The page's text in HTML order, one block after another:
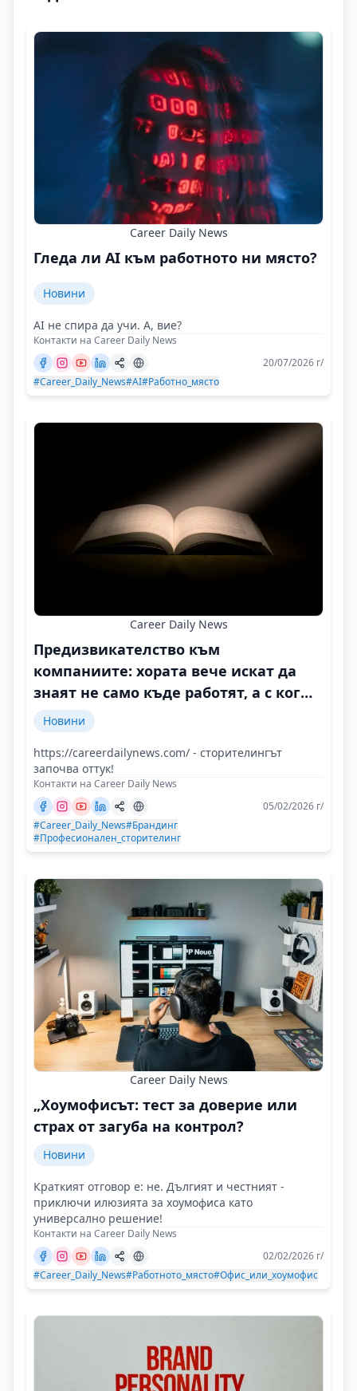
Career Daily News
Гледа ли AI към работното ни място?
Новини
AI не спира да учи. А, вие?
Контакти на Career Daily News
20/07/2026 г/
#Career_Daily_News#AI#Работно_място
Career Daily News
Предизвикателство към
компаниите: хората вече искат да
знаят не само къде работят, а с кого
и защо
Новини
https://careerdailynews.com/ - сторителингът
започва оттук!
Контакти на Career Daily News
05/02/2026 г/
#Career_Daily_News#Брандинг
#Професионален_сторителинг
Career Daily News
„Хоумофисът: тест за доверие или
страх от загуба на контрол?
Новини
Краткият отговор е: не. Дългият и честният -
приключи илюзията за хоумофиса като
универсално решение!
Контакти на Career Daily News
02/02/2026 г/
#Career_Daily_News#Работното_място#Офис_или_хоумофис